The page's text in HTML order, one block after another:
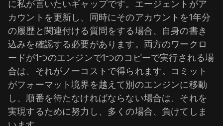
に私が言いたいギャップです。エージェントがア
カウントを更新し、同時にそのアカウントを1年分
の履歴と関連付ける質問をする場合、自身の書き
込みを確認する必要があります。両方のワークロ
ードが1つのエンジンで1つのコピーで実行される場
合は、それがノーコストで得られます。コミット
がフォーマット境界を越えて別のエンジンに移動
し、順番を待たなければならない場合は、それを
実現するために努力し、多くの場合、負けてしま